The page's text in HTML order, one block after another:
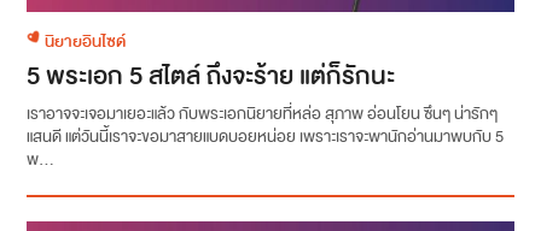
นิยายอินไซด์
5 พระเอก 5 สไตล์ ถึงจะร้าย แต่ก็รักนะ
เราอาจจะเจอมาเยอะแล้ว กับพระเอกนิยายที่หล่อ สุภาพ อ่อนโยน ซึนๆ น่ารักๆ
แสนดี แต่วันนี้เราจะขอมาสายแบดบอยหน่อย เพราะเราจะพานักอ่านมาพบกับ 5
พ...